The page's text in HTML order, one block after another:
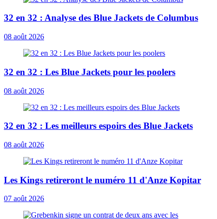
32 en 32 : Analyse des Blue Jackets de Columbus
08 août 2026
32 en 32 : Les Blue Jackets pour les poolers
08 août 2026
32 en 32 : Les meilleurs espoirs des Blue Jackets
08 août 2026
Les Kings retireront le numéro 11 d'Anze Kopitar
07 août 2026